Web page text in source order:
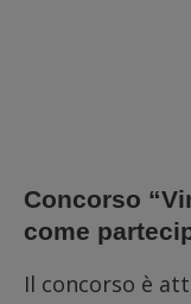
Concorso
come
Il concorso è